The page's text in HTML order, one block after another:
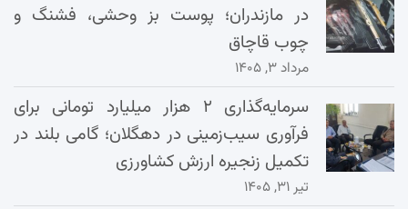
در مازندران؛ پوست بز وحشی، فشنگ و
چوب قاچاق
مرداد ۳, ۱۴۰۵
سرمایه‌گذاری ۲ هزار میلیارد تومانی برای
فرآوری سیب‌زمینی در دهگلان؛ گامی بلند در
تکمیل زنجیره ارزش کشاورزی
تیر ۳۱, ۱۴۰۵